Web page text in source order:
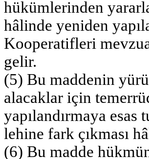
hükümlerinden
hâlinde yeniden
Kooperatifleri
gelir.
(5) Bu maddenin
alacaklar için
yapılandırmaya esas
lehine fark çıkması
(6) Bu madde